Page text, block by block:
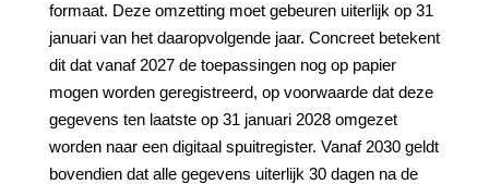
formaat. Deze omzetting moet gebeuren uiterlijk op 31
januari van het daaropvolgende jaar. Concreet betekent
dit dat vanaf 2027 de toepassingen nog op papier
mogen worden geregistreerd, op voorwaarde dat deze
gegevens ten laatste op 31 januari 2028 omgezet
worden naar een digitaal spuitregister. Vanaf 2030 geldt
bovendien dat alle gegevens uiterlijk 30 dagen na de